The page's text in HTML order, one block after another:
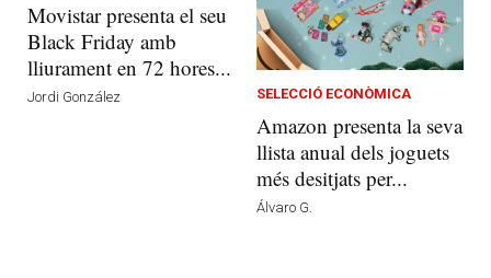
Movistar presenta el seu
Black Friday amb
lliurament en 72 hores...
Jordi González SELECCIÓ ECONÒMICA
Amazon presenta la seva
llista anual dels joguets
més desitjats per...
Álvaro G.